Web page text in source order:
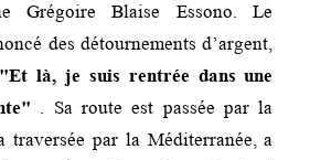
Grégoire Blaise Essono. Le
des détournements d’argent,
Et là, je suis rentrée dans une
. Sa route est passée par la
par la Méditerranée, a